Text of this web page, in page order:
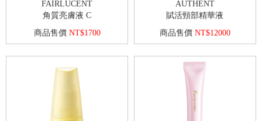
FAIRLUCENT
角質亮膚液 C
商品售價NT$1700
AUTHENT
賦活頸部精華液
商品售價 NT$12000